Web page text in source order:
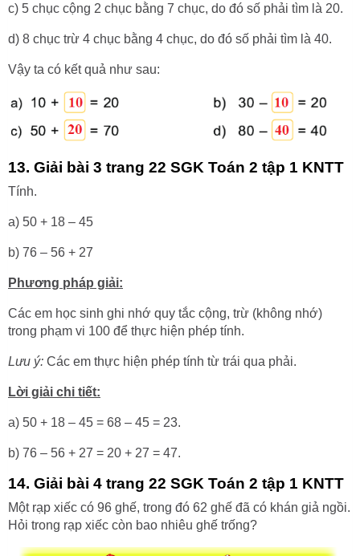
c) 5 chục cộng 2 chục bằng 7 chục, do đó số phải tìm là 20.
d) 8 chục trừ 4 chục bằng 4 chục, do đó số phải tìm là 40.
Vậy ta có kết quả như sau:
13. Giải bài 3 trang 22 SGK Toán 2 tập 1 KNTT
Tính.
a) 50 + 18 – 45
b) 76 – 56 + 27
Phương pháp giải:
Các em học sinh ghi nhớ quy tắc cộng, trừ (không nhớ)
trong phạm vi 100 để thực hiện phép tính.
Lưu ý: Các em thực hiện phép tính từ trái qua phải.
Lời giải chi tiết:
a) 50 + 18 – 45 = 68 – 45 = 23.
b) 76 – 56 + 27 = 20 + 27 = 47.
14. Giải bài 4 trang 22 SGK Toán 2 tập 1 KNTT
Một rạp xiếc có 96 ghế, trong đó 62 ghế đã có khán giả ngồi.
Hỏi trong rạp xiếc còn bao nhiêu ghế trống?